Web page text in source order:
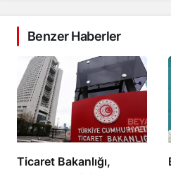
Benzer Haberler
Ticaret Bakanlığı,